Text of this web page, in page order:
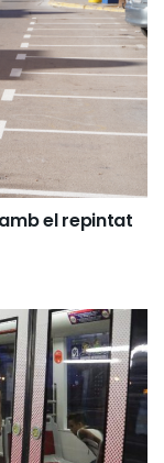
el repintat